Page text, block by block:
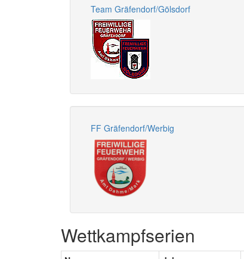
Team Gräfendorf/Gölsdorf
FF Gräfendorf/Werbig
Wettkampfserien